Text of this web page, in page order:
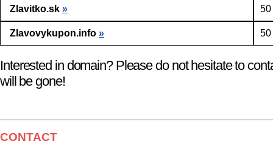
Zlavitko.sk » 50
Zlavovykupon.info » 50
Interested in domain? Please do not hesitate to
will be gone!
CONTACT